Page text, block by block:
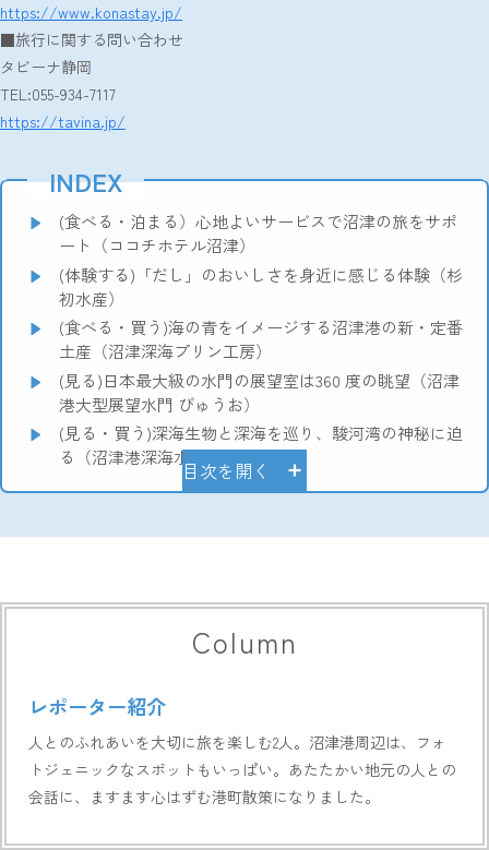
https://www.konastay.jp/
■旅行に関する問い合わせ
タビーナ静岡
TEL:055-934-7117
https://tavina.jp/
目次を開く
INDEX
(食べる・泊まる）心地よいサービスで沼津の旅をサポ
ート（ココチホテル沼津）
(体験する)「だし」のおいしさを身近に感じる体験（杉
初水産）
(食べる・買う)海の青をイメージする沼津港の新・定番
土産（沼津深海プリン工房）
(見る)日本最大級の水門の展望室は360 度の眺望（沼津
港大型展望水門 びゅうお）
(見る・買う)深海生物と深海を巡り、駿河湾の神秘に迫
る（沼津港深海水族館）
Column
レポーター紹介
人とのふれあいを大切に旅を楽しむ2人。沼津港周辺は、フォ
トジェニックなスポットもいっぱい。あたたかい地元の人との
会話に、ますます心はずむ港町散策になりました。